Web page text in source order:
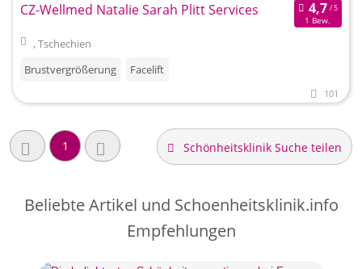
CZ-Wellmed Natalie Sarah Plitt Services
1 Bew.
, Tschechien
Brustvergrößerung
Facelift
101
1 Schönheitsklinik Suche teilen
Beliebte Artikel und Schoenheitsklinik.info
Empfehlungen